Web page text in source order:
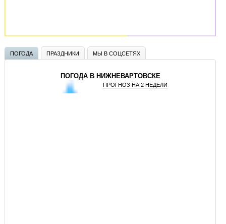
ПОГОДА ПРАЗДНИКИ МЫ В СОЦСЕТЯХ
ПОГОДА В НИЖНЕВАРТОВСКЕ
ПРОГНОЗ НА 2 НЕДЕЛИ